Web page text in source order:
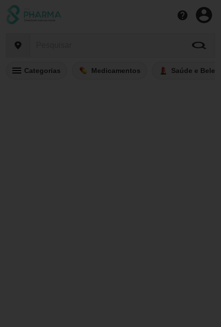
Categorias Medicamentos Saúde e